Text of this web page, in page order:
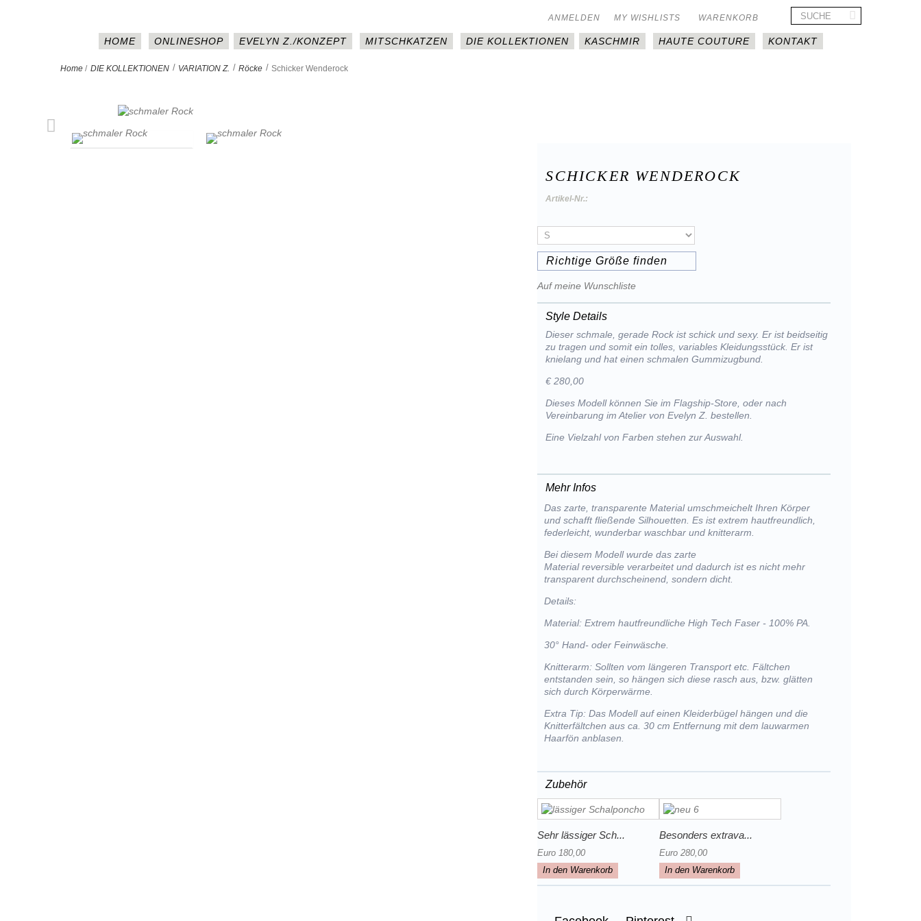
WARENKORB
MY WISHLISTS
ANMELDEN
HOME ONLINESHOP EVELYN Z./KONZEPT MITSCHKATZEN DIE KOLLEKTIONEN KASCHMIR HAUTE COUTURE KONTAKT
Home / DIE KOLLEKTIONEN > VARIATION Z. > Röcke > Schicker Wenderock
SCHICKER WENDEROCK
Artikel-Nr.:
Richtige Größe finden
Auf meine Wunschliste
Style Details
Dieser schmale, gerade Rock ist schick und sexy. Er ist beidseitig
zu tragen und somit ein tolles, variables Kleidungsstück. Er ist
knielang und hat einen schmalen Gummizugbund.
€ 280,00
Dieses Modell können Sie im Flagship-Store, oder nach
Vereinbarung im Atelier von Evelyn Z. bestellen.
Eine Vielzahl von Farben stehen zur Auswahl.
Mehr Infos
Das zarte, transparente Material umschmeichelt Ihren Körper
und schafft fließende Silhouetten. Es ist extrem hautfreundlich,
federleicht, wunderbar waschbar und knitterarm.
Bei diesem Modell wurde das zarte
Material reversible verarbeitet und dadurch ist es nicht mehr
transparent durchscheinend, sondern dicht.
Details:
Material: Extrem hautfreundliche High Tech Faser - 100% PA.
30° Hand- oder Feinwäsche.
Knitterarm: Sollten vom längeren Transport etc. Fältchen
entstanden sein, so hängen sich diese rasch aus, bzw. glätten
sich durch Körperwärme.
Extra Tip: Das Modell auf einen Kleiderbügel hängen und die
Knitterfältchen aus ca. 30 cm Entfernung mit dem lauwarmen
Haarfön anblasen.
Zubehör
Sehr lässiger Sch...
Euro 180,00
In den Warenkorb
Besonders extrava...
Euro 280,00
In den Warenkorb